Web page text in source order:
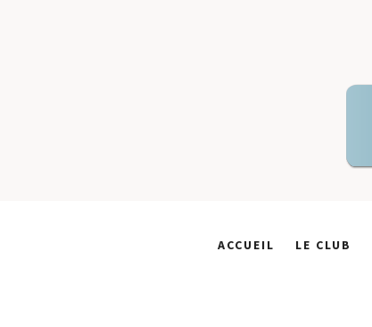
ACCUEIL LE CLUB